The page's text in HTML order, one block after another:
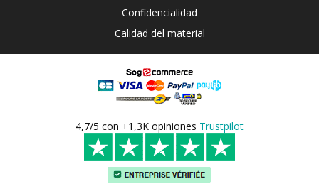
Confidencialidad
Calidad del material
4,7/5 con +1,3K opiniones Trustpilot